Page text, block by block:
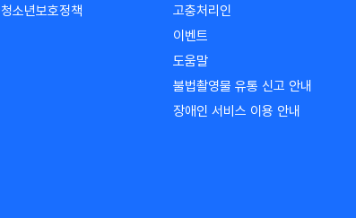
청소년보호정책
고충처리인
이벤트
도움말
불법촬영물 유통 신고 안내
장애인 서비스 이용 안내